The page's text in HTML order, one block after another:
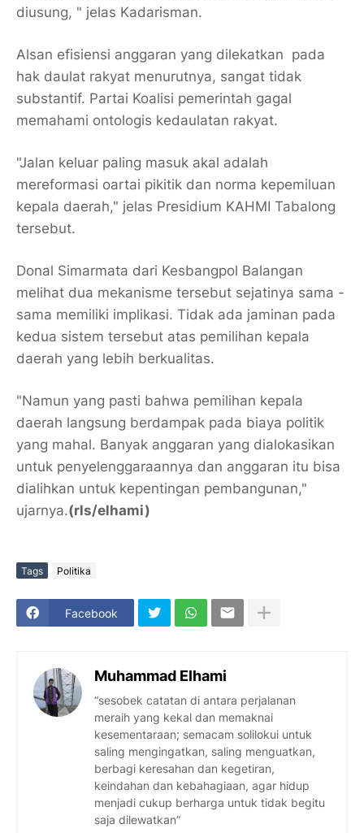
diusung, " jelas Kadarisman.
Alsan efisiensi anggaran yang dilekatkan pada
hak daulat rakyat menurutnya, sangat tidak
substantif. Partai Koalisi pemerintah gagal
memahami ontologis kedaulatan rakyat.
"Jalan keluar paling masuk akal adalah
mereformasi oartai pikitik dan norma kepemiluan
kepala daerah," jelas Presidium KAHMI Tabalong
tersebut.
Donal Simarmata dari Kesbangpol Balangan
melihat dua mekanisme tersebut sejatinya sama -
sama memiliki implikasi. Tidak ada jaminan pada
kedua sistem tersebut atas pemilihan kepala
daerah yang lebih berkualitas.
"Namun yang pasti bahwa pemilihan kepala
daerah langsung berdampak pada biaya politik
yang mahal. Banyak anggaran yang dialokasikan
untuk penyelenggaraannya dan anggaran itu bisa
dialihkan untuk kepentingan pembangunan,"
ujarnya.(rls/elhami)
Tags Politika
Facebook
Muhammad Elhami
“sesobek catatan di antara perjalanan
meraih yang kekal dan memaknai
kesementaraan; semacam solilokui untuk
saling mengingatkan, saling menguatkan,
berbagi keresahan dan kegetiran,
keindahan dan kebahagiaan, agar hidup
menjadi cukup berharga untuk tidak begitu
saja dilewatkan”